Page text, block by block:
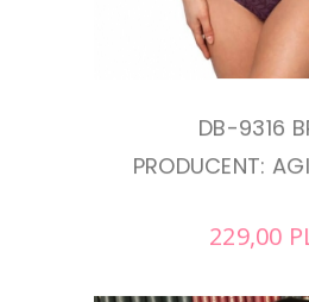
DB-9316
PRODUCENT:
229,00